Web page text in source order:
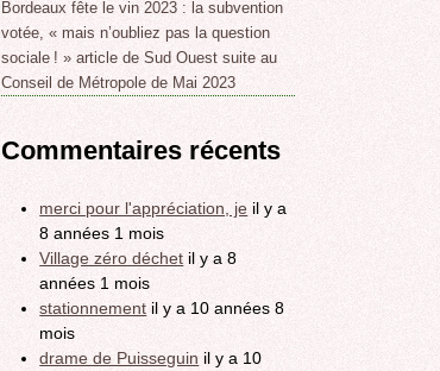
Bordeaux fête le vin 2023 : la subvention
votée, « mais n’oubliez pas la question
sociale ! » article de Sud Ouest suite au
Conseil de Métropole de Mai 2023
Commentaires récents
merci pour l'appréciation, je il y a
8 années 1 mois
Village zéro déchet il y a 8
années 1 mois
stationnement il y a 10 années 8
mois
drame de Puisseguin il y a 10